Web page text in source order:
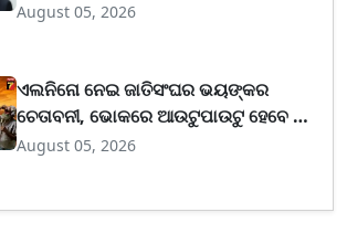
August 05, 2026
ଏଲନିନୋ ନେଇ ଜାତିସଂଘର ଭୟଙ୍କର
ଚେତାବନୀ, ଭୋକରେ ଆଉଟୁପାଉଟୁ ହେବେ ୪
କୋଟିରୁ ଅଧିକ ଲୋକ !
August 05, 2026